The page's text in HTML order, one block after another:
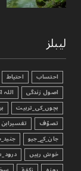
لیبلز
احتساب احتیاط
اصول زندگی
اللہ
بچوں_کی_تربیت
تصوّف
تفسیرابن
جان_کے_جیو
خوش رہیں